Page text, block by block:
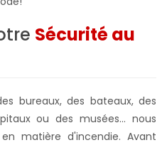
Sécurité au
bureaux, des bateaux, des
ou des musées... nous
matière d'incendie. Avant